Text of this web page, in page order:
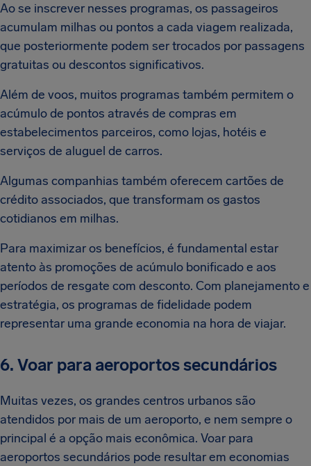
Ao se inscrever nesses programas, os passageiros
acumulam milhas ou pontos a cada viagem realizada,
que posteriormente podem ser trocados por passagens
gratuitas ou descontos significativos.
Além de voos, muitos programas também permitem o
acúmulo de pontos através de compras em
estabelecimentos parceiros, como lojas, hotéis e
serviços de aluguel de carros.
Algumas companhias também oferecem cartões de
crédito associados, que transformam os gastos
cotidianos em milhas.
Para maximizar os benefícios, é fundamental estar
atento às promoções de acúmulo bonificado e aos
períodos de resgate com desconto. Com planejamento e
estratégia, os programas de fidelidade podem
representar uma grande economia na hora de viajar.
6. Voar para aeroportos secundários
Muitas vezes, os grandes centros urbanos são
atendidos por mais de um aeroporto, e nem sempre o
principal é a opção mais econômica. Voar para
aeroportos secundários pode resultar em economias